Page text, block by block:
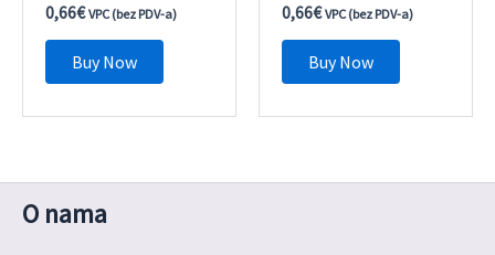
0,66€ VPC (bez PDV-a)
Buy Now
0,66€ VPC (bez PDV-a)
Buy Now
O nama